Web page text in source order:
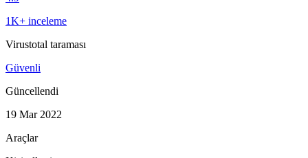
1K+ inceleme
Virustotal taraması
Güvenli
Güncellendi
19 Mar 2022
Araçlar